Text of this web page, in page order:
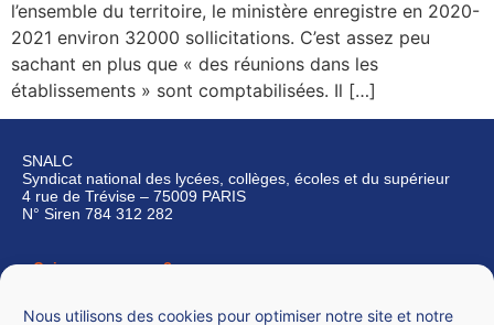
Nous utilisons des cookies pour optimiser notre site et notre
l’ensemble du territoire, le ministère enregistre en 2020-
2021 environ 32000 sollicitations. C’est assez peu
sachant en plus que « des réunions dans les
établissements » sont comptabilisées. Il […]
SNALC
Syndicat national des lycées, collèges, écoles et du supérieur
4 rue de Trévise – 75009 PARIS
N° Siren 784 312 282
Qui sommes-nous ?